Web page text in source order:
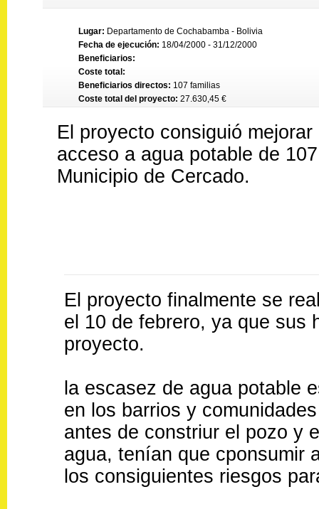
Lugar: Departamento de Cochabamba - Bolivia
Fecha de ejecución: 18/04/2000 - 31/12/2000
Beneficiarios:
Coste total:
Beneficiarios directos: 107 familias
Coste total del proyecto: 27.630,45 €
El proyecto consiguió
acceso a agua potable de
Municipio de Cercado.
El proyecto finalmente se
el 10 de febrero, ya que sus
proyecto.
la escasez de agua potable
en los barrios y
antes de constriur el pozo y
agua, tenían que cponsumir
los consiguientes riesgos